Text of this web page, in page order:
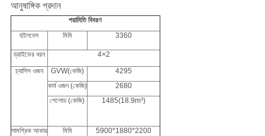
আনুষাঙ্গিক প্রদান
পরামিতি বিবরণ
হুইলবেস
মিমি 3360
ড্রাইভের ধরন
4×2
চ্যাসিস ওজন
GVW(কেজি)
4295
কার্ব ওজন (কেজি)
2680
পেলোড (কেজি)
1485(18.9m³)
সামগ্রিক আকার মিমি
5900*1880*2200